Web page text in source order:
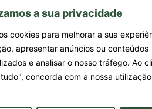
a sua privacidade
cookies para melhorar a sua
apresentar anúncios ou conteúdos
e analisar o nosso tráfego. Ao
concorda com a nossa